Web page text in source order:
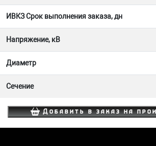
ИВКЗ Срок выполнения заказа, дн
Напряжение, кВ
Диаметр
Сечение
Добавить в заказ на